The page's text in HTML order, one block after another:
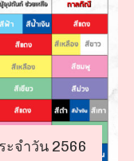
ะจำวัน 2566